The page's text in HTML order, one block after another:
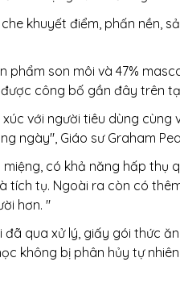
khuyết điểm, phấn nền,
phẩm son môi và 47%
công bố gần đây trên
với người tiêu dùng
ngày", Giáo sư Graham
có khả năng hấp
tích tụ. Ngoài ra còn có
hơn. "
qua xử lý, giấy gói thức
không bị phân hủy tự